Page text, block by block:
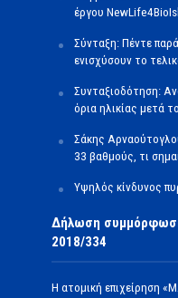
έργου
Σύνταξη: Πέντε
ενισχύσουν το
Συνταξιοδότηση:
όρια ηλικίας μετά
Σάκης
33 βαθμούς, τι
Υψηλός κίνδυνος
Δήλωση
2018/334
Η ατομική επιχείρηση